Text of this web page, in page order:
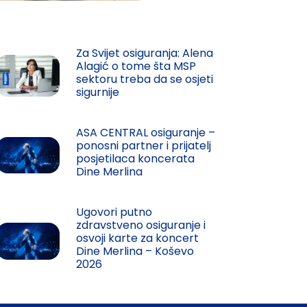
buildingu
Za Svijet osiguranja: Alena
Alagić o tome šta MSP
sektoru treba da se osjeti
sigurnije
ASA CENTRAL osiguranje –
ponosni partner i prijatelj
posjetilaca koncerata
Dine Merlina
Ugovori putno
zdravstveno osiguranje i
osvoji karte za koncert
Dine Merlina – Koševo
2026